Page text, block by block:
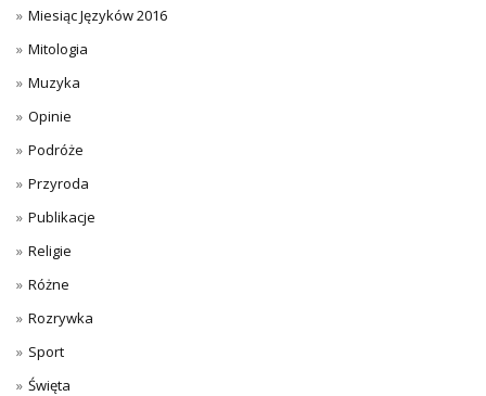
Miesiąc Języków 2016
Mitologia
Muzyka
Opinie
Podróże
Przyroda
Publikacje
Religie
Różne
Rozrywka
Sport
Święta